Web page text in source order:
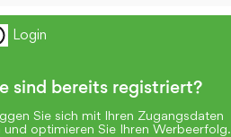
Login
sind bereits registriert?
Sie sich mit Ihren Zugangsdaten
und optimieren Sie Ihren Werbeerfolg.